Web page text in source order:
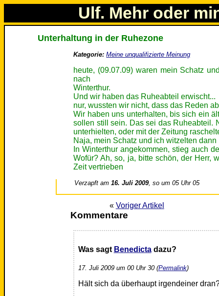
Ulf. Mehr oder
Unterhaltung in der Ruhezone
Kategorie: Meine unqualifizierte Meinung
heute, (09.07.09) waren mein Schatz
nach
Winterthur.
Und wir haben das Ruheabteil erwischt...
nur, wussten wir nicht, dass das Reden
Wir haben uns unterhalten, bis sich ein
sollen still sein. Das sei das Ruheabteil.
unterhielten, oder mit der Zeitung
Naja, mein Schatz und ich witzelten dann
In Winterthur angekommen, stieg auch
Wofür? Ah, so, ja, bitte schön, der Herr,
Zeit vertrieben
Verzapft am16. Juli 2009, so um 05 Uhr 05
« Voriger Artikel
Kommentare
Was sagt Benedictadazu?
17. Juli 2009 um 00 Uhr 30 (Permalink)
Hält sich da überhaupt irgendeiner